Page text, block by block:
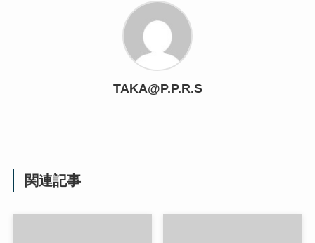
TAKA@P.P.R.S
関連記事